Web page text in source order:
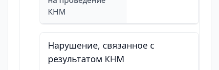
КНМ
Нарушение, связанное с
результатом КНМ